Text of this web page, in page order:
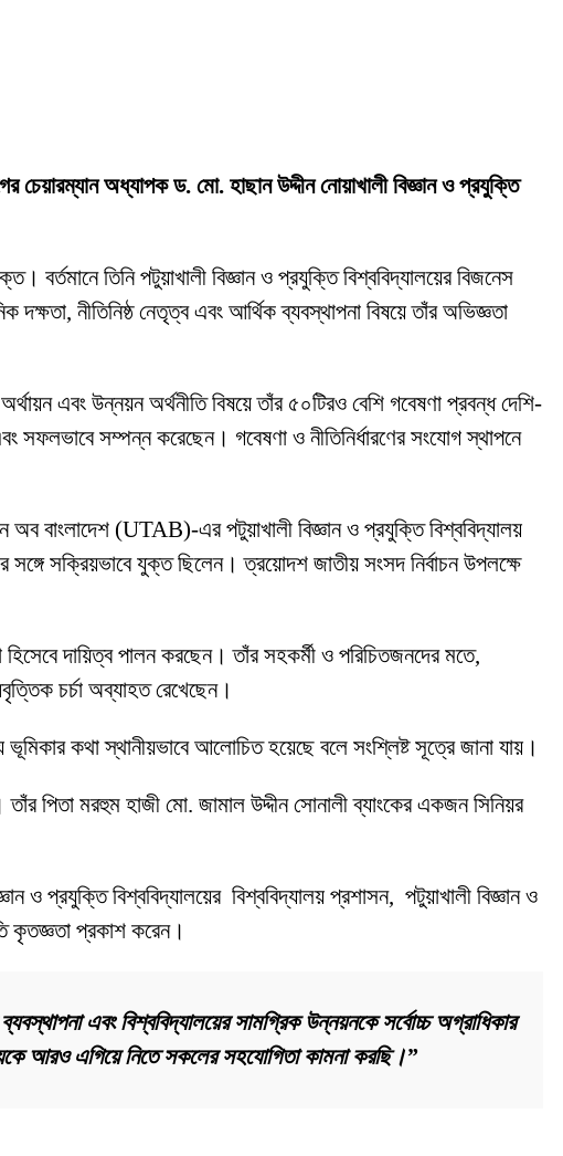
চেয়ারম্যান অধ্যাপক ড. মো. হাছান উদ্দীন নোয়াখালী বিজ্ঞান ও প্রযুক্তি
বর্তমানে তিনি পটুয়াখালী বিজ্ঞান ও প্রযুক্তি বিশ্ববিদ্যালয়ের বিজনেস
দক্ষতা, নীতিনিষ্ঠ নেতৃত্ব এবং আর্থিক ব্যবস্থাপনা বিষয়ে তাঁর অভিজ্ঞতা
এবং উন্নয়ন অর্থনীতি বিষয়ে তাঁর ৫০টিরও বেশি গবেষণা প্রবন্ধ দেশি-
সফলভাবে সম্পন্ন করেছেন। গবেষণা ও নীতিনির্ধারণের সংযোগ স্থাপনে
অব বাংলাদেশ (UTAB)-এর পটুয়াখালী বিজ্ঞান ও প্রযুক্তি বিশ্ববিদ্যালয়
সঙ্গে সক্রিয়ভাবে যুক্ত ছিলেন। ত্রয়োদশ জাতীয় সংসদ নির্বাচন উপলক্ষে
দায়িত্ব পালন করছেন। তাঁর সহকর্মী ও পরিচিতজনদের মতে,
চর্চা অব্যাহত রেখেছেন।
কথা স্থানীয়ভাবে আলোচিত হয়েছে বলে সংশ্লিষ্ট সূত্রে জানা যায়।
পিতা মরহুম হাজী মো. জামাল উদ্দীন সোনালী ব্যাংকের একজন সিনিয়র
ও প্রযুক্তি বিশ্ববিদ্যালয়ের বিশ্ববিদ্যালয় প্রশাসন, পটুয়াখালী বিজ্ঞান ও
কৃতজ্ঞতা প্রকাশ করেন।
এবং বিশ্ববিদ্যালয়ের সামগ্রিক উন্নয়নকে সর্বোচ্চ অগ্রাধিকার
আরও এগিয়ে নিতে সকলের সহযোগিতা কামনা করছি।”